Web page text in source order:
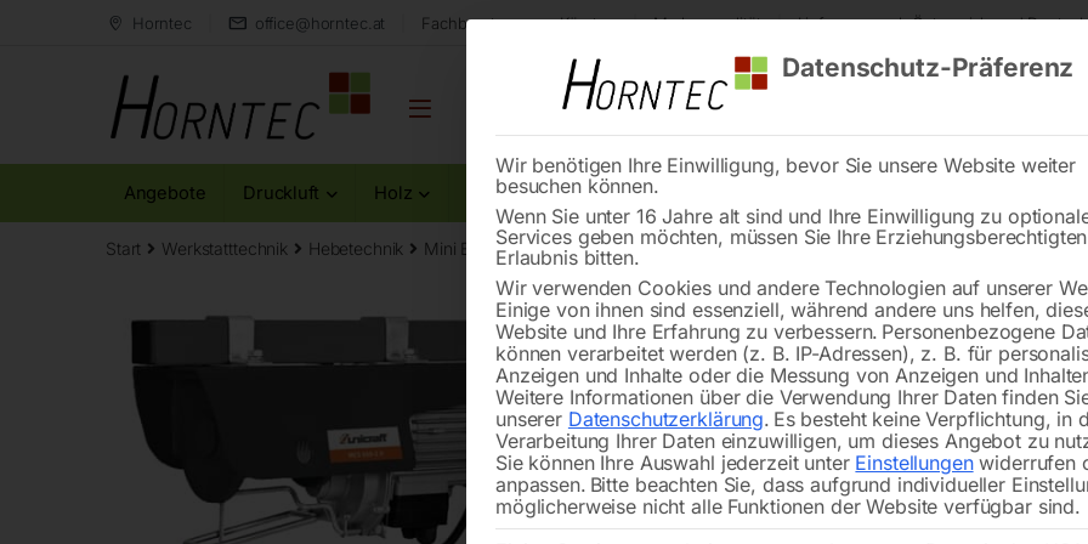
Horntec office@horntec.at Fachberatung aus Kärnten Markenqualität Lieferung nach Österreich und
Angebote Druckluft Holz Metall Reinigung
Start Werkstatttechnik Hebetechnik Mini Elektro-Seilzüge MES 600-2 H
🔍
Mini
für maximale Kraft und Mobilität
Datenschutz-Präferenz
Wir benötigen Ihre Einwilligung, bevor Sie unsere Website weiter
besuchen können.
Wenn Sie unter 16 Jahre alt sind und Ihre Einwilligung zu
Services geben möchten, müssen Sie Ihre
Erlaubnis bitten.
Wir verwenden Cookies und andere Technologien auf unserer
Einige von ihnen sind essenziell, während andere uns helfen,
Website und Ihre Erfahrung zu verbessern. Personenbezogene
können verarbeitet werden (z. B. IP-Adressen), z. B. für
Anzeigen und Inhalte oder die Messung von Anzeigen und
Weitere Informationen über die Verwendung Ihrer Daten finden
unserer Datenschutzerklärung. Es besteht keine Verpflichtung, in
Verarbeitung Ihrer Daten einzuwilligen, um dieses Angebot zu
Sie können Ihre Auswahl jederzeit unter Einstellungenwiderrufen
anpassen. Bitte beachten Sie, dass aufgrund individueller
möglicherweise nicht alle Funktionen der Website verfügbar sind.